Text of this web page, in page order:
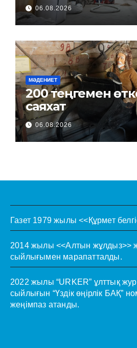
06.08.2026
МӘДЕНИЕТ
200 теңгемен өткенге
саяхат
06.08.2026
Газет 1979 жылы <<Құрмет
2014 жылы <<Алтын жұлдыз>>
сыйлығымен марапатталды.
2022 жылы “URKER” ұлттық
сыйлығын “Үздік өңірлік БАҚ”
жеңімпаз атанды.